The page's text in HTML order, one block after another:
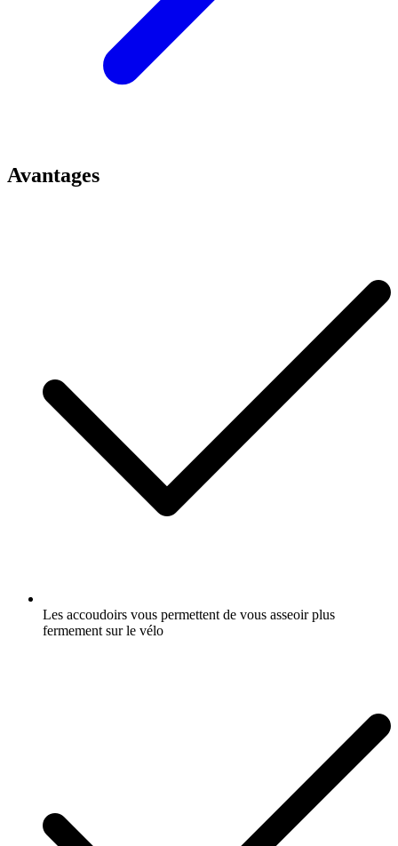
Avantages
Les accoudoirs vous permettent de vous asseoir plus
fermement sur le vélo